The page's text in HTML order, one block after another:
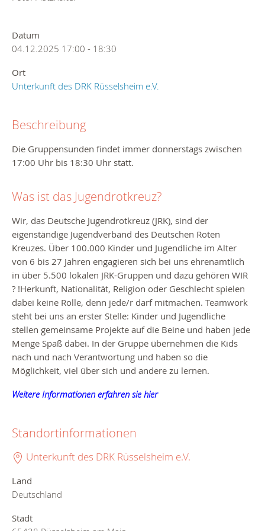
Datum
04.12.2025 17:00 - 18:30
Ort
Unterkunft des DRK Rüsselsheim e.V.
Beschreibung
Die Gruppensunden findet immer donnerstags zwischen
17:00 Uhr bis 18:30 Uhr statt.
Was ist das Jugendrotkreuz?
Wir, das Deutsche Jugendrotkreuz (JRK), sind der
eigenständige Jugendverband des Deutschen Roten
Kreuzes. Über 100.000 Kinder und Jugendliche im Alter
von 6 bis 27 Jahren engagieren sich bei uns ehrenamtlich
in über 5.500 lokalen JRK-Gruppen und dazu gehören WIR
? !Herkunft, Nationalität, Religion oder Geschlecht spielen
dabei keine Rolle, denn jede/r darf mitmachen. Teamwork
steht bei uns an erster Stelle: Kinder und Jugendliche
stellen gemeinsame Projekte auf die Beine und haben jede
Menge Spaß dabei. In der Gruppe übernehmen die Kids
nach und nach Verantwortung und haben so die
Möglichkeit, viel über sich und andere zu lernen.
Weitere Informationen erfahren sie hier
Standortinformationen
Unterkunft des DRK Rüsselsheim e.V.
Land
Deutschland
Stadt